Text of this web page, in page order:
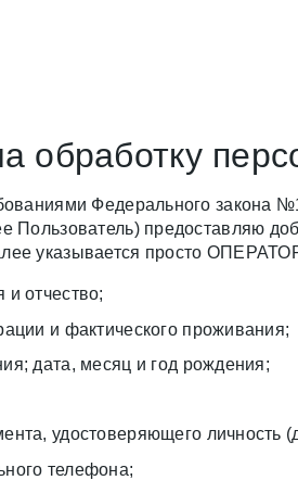
обработку
Федерального закона
Пользователь) предоставляю
указывается просто
отчество;
и фактического проживания;
дата, месяц и год рождения;
удостоверяющего личность
телефона;